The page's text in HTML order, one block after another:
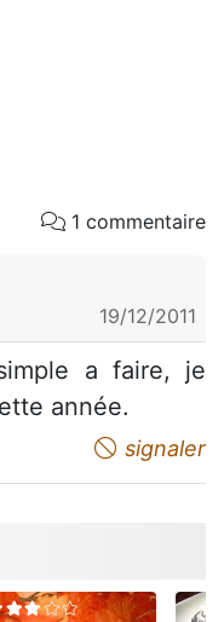
1 commentaire
19/12/2011
a faire, je
année.
signaler